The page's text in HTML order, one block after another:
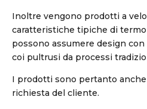
Inoltre vengono prodotti a
caratteristiche tipiche di
possono assumere design
coi pultrusi da processi
I prodotti sono pertanto
richiesta del cliente.